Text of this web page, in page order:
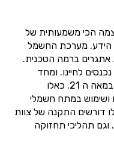
הכי משמעותית של
הידע. מערכת החשמל
ברמה הטכנית.
לחיינו. ומחד
מאפשרים את תנאי המגורים ההולמים במאה ה 21. כאלו
במתח חשמלי
דורשים התקנה של צוות
וגם תהליכי תחזוקה